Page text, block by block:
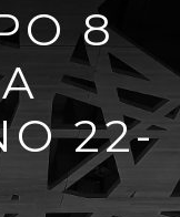
8
22-